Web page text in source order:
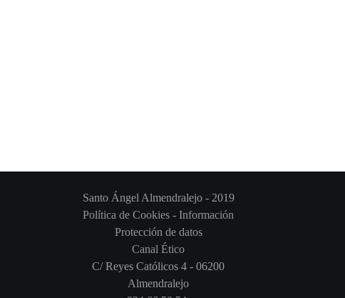
Santo Ángel Almendralejo - 2019
Política de Cookies - Información
Protección de datos
Canal Ético
C/ Reyes Católicos 4 - 06200
Almendralejo